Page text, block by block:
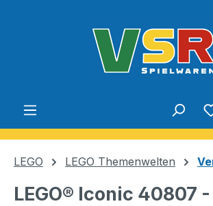
LEGO LEGO Themenwelten
LEGO® Iconic 40807 -